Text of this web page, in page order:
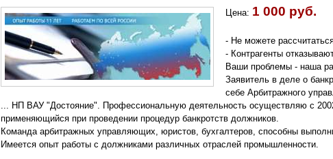
Цена: 1 000 руб.
- Не можете
- Контрагенты
Ваши проблемы - наша
Заявитель в деле о
себе Арбитражного
... НП ВАУ "Достояние". Профессиональную деятельность осуществляю с
применяющийся при проведении процедур банкротств должников.
Команда арбитражных управляющих, юристов, бухгалтеров, способны
Имеется опыт работы с должниками различных отраслей промышленности.